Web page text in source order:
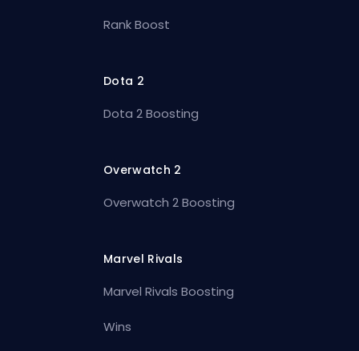
Rank Boost
Dota 2
Dota 2 Boosting
Overwatch 2
Overwatch 2 Boosting
Marvel Rivals
Marvel Rivals Boosting
Wins